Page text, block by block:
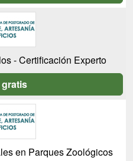
- Certificación Experto
en Parques Zoológicos